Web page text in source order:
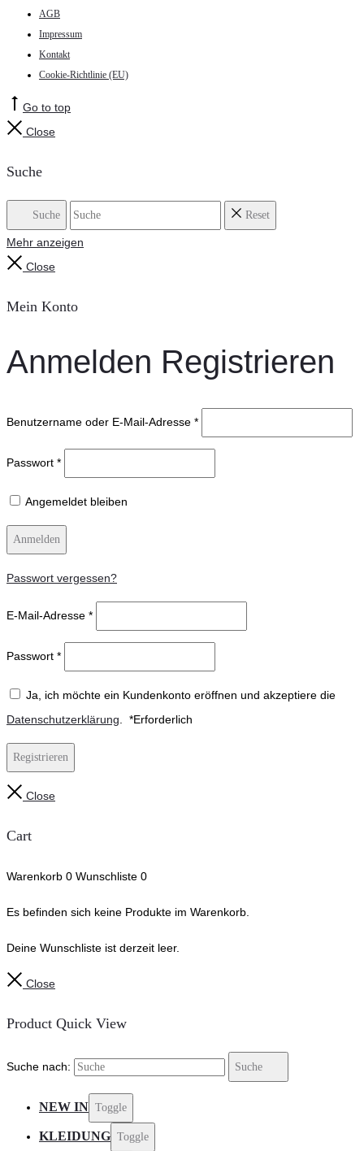
AGB
Impressum
Kontakt
Cookie-Richtlinie (EU)
Go to top
Close
Suche
Suche Reset
Mehr anzeigen
Close
Mein Konto
Anmelden Registrieren
Benutzername oder E-Mail-Adresse *
Passwort *
Angemeldet bleiben
Anmelden
Passwort vergessen?
E-Mail-Adresse *
Passwort *
Ja, ich möchte ein Kundenkonto eröffnen und akzeptiere die
Datenschutzerklärung. *Erforderlich
Registrieren
Close
Cart
Warenkorb 0 Wunschliste 0
Es befinden sich keine Produkte im Warenkorb.
Deine Wunschliste ist derzeit leer.
Close
Product Quick View
Suche nach: Suche
NEW IN Toggle
KLEIDUNG Toggle